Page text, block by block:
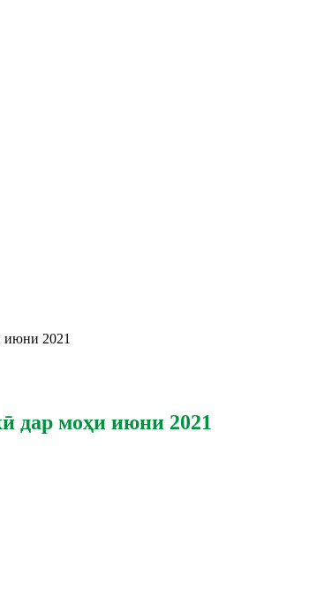
июни 2021
дар моҳи июни 2021